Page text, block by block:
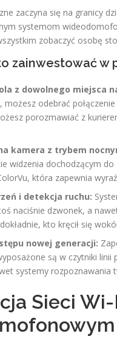
zaczyna się na granicy
systemom
zobaczyć osobę
zainwestować
z dowolnego miejsca
możesz odebrać
porozmawiać z
kamera z trybem
widzenia dochodzącym
która zapewnia
i detekcja ruchu:
naciśnie dzwonek, a
kto kręcił się
nowej generacji:
są w czytniki linii
systemy rozpoznawania
Sieci